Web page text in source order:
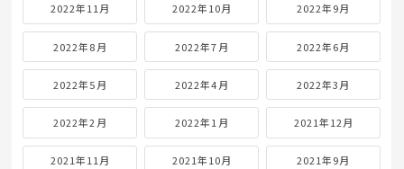
2022年11月 2022年10月 2022年9月
2022年8月 2022年7月 2022年6月
2022年5月 2022年4月 2022年3月
2022年2月 2022年1月 2021年12月
2021年11月 2021年10月 2021年9月